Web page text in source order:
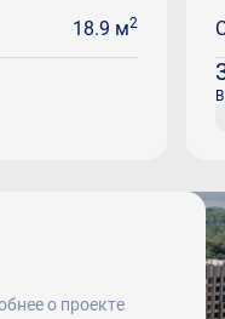
18.9 м2
о проекте